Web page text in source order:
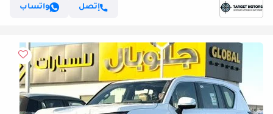
إتصل
واتساب